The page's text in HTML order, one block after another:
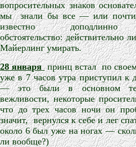
вопросительных знаков
мы
знали бы все — или
известно доподлинно
обстоятельство: действительно
Майерлинг умирать.
28 января принц встал по
уже в 7 часов утра приступил к
— это были в основном
вежливости, некоторые
что до трех часов ночи он
значит, вернулся к себе и лег
около 6 был уже на ногах —
ли вообще?)